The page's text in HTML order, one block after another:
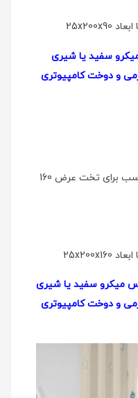
سفید یا شیری
و لحاف با الیاف 300 گرمی و دوخت کامپیوتری
1 عدد لحاف با ابعاد 220×230 (مناسب برای تخت عرض 160
میکرو سفید یا شیری
و لحاف با الیاف 300 گرمی و دوخت کامپیوتری